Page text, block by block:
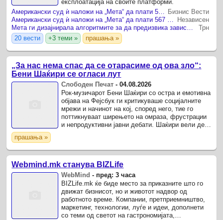
експлоатација на своите платформи.
Бизнис Вести
Независен
Трн
20 вести
+3 теми » прашања »
„За нас нема спас да се отарасиме од ова зло“:
Бени Шаќири се огласи лут
Слободен Печат -04.08.2026
Рок-музичарот Бени Шаќири со остра и емотивна
објава на Фејсбук ги критикуваше социјалните
мрежи и начинот на кој, според него, тие го
поттикнуваат ширењето на омраза, фрустрации
и непродуктивни јавни дебати. Шаќири вели дека
прашања »
Webmind.mk станува BIZLife
WebMind - пред: 3 часа
BIZLife.mk ќе биде место за приказните што го
движат бизнисот, но и животот надвор од
работното време. Компании, претприемништво,
маркетинг, технологии, луѓе и идеи, дополнети
со теми од светот на гастрономијата,